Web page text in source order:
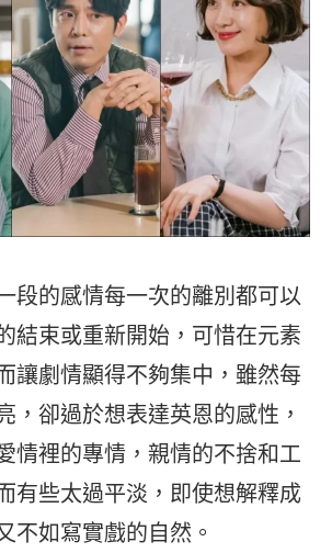
段的感情每一次的離別都可以
結束或重新開始，可惜在元素
讓劇情顯得不夠集中，雖然每
，卻過於想表達英恩的感性，
情裡的專情，親情的不捨和工
有些太過平淡，即使想解釋成
不如寫實戲的自然。